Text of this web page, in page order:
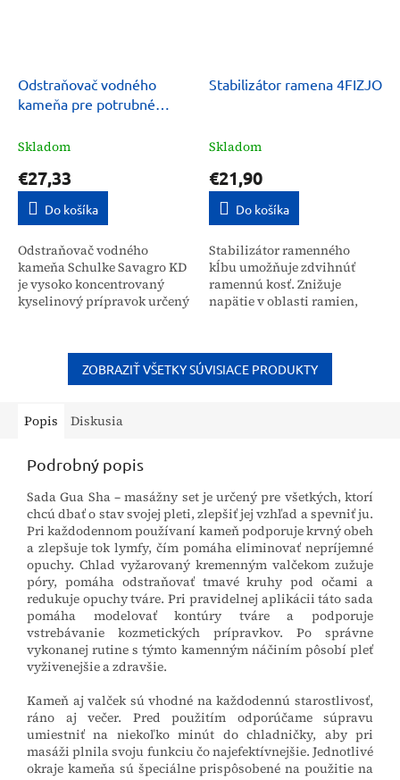
Odstraňovač vodného
kameňa pre potrubné
Savagro KD 5 kg
Skladom
€27,33
Do košíka
Odstraňovač vodného
kameňa Schulke Savagro KD
je vysoko koncentrovaný
kyselinový prípravok určený
tankov a uzavretých
zariadení....
Stabilizátor ramena 4FIZJO
Skladom
€21,90
Do košíka
Stabilizátor ramenného
kĺbu umožňuje zdvihnúť
ramennú kosť. Znižuje
napätie v oblasti ramien,
túto časť tela. Ramenný...
ZOBRAZIŤ VŠETKY SÚVISIACE PRODUKTY
Popis Diskusia
Podrobný popis
Sada Gua Sha – masážny set je určený pre všetkých, ktorí
chcú dbať o stav svojej pleti, zlepšiť jej vzhľad a spevniť ju.
Pri každodennom používaní kameň podporuje krvný obeh
a zlepšuje tok lymfy, čím pomáha eliminovať nepríjemné
opuchy. Chlad vyžarovaný kremenným valčekom zužuje
póry, pomáha odstraňovať tmavé kruhy pod očami a
redukuje opuchy tváre. Pri pravidelnej aplikácii táto sada
pomáha modelovať kontúry tváre a podporuje
vstrebávanie kozmetických prípravkov. Po správne
vykonanej rutine s týmto kamenným náčiním pôsobí pleť
vyživenejšie a zdravšie.
Kameň aj valček sú vhodné na každodennú starostlivosť,
ráno aj večer. Pred použitím odporúčame súpravu
umiestniť na niekoľko minút do chladničky, aby pri
masáži plnila svoju funkciu čo najefektívnejšie. Jednotlivé
okraje kameňa sú špeciálne prispôsobené na použitie na